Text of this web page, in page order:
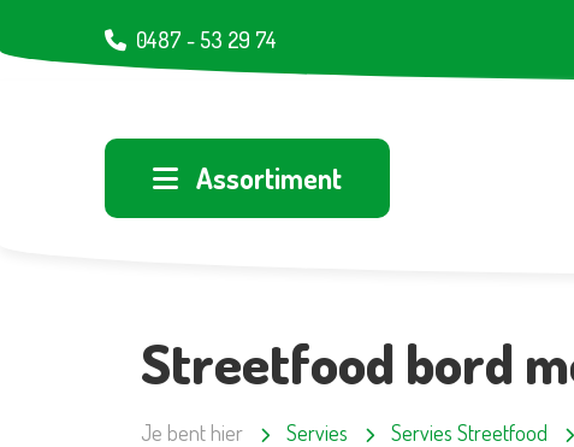
0487 - 53 29 74
Assortiment
Streetfood bord
Je bent hier Servies Servies Streetfood